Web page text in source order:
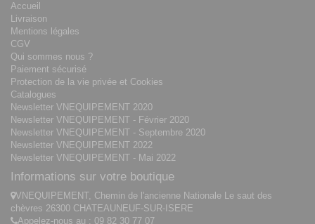
Accueil
Livraison
Mentions légales
CGV
Qui sommes nous ?
Paiement sécurisé
Protection de la vie privée et Cookies
Catalogues
Newsletter VNEQUIPEMENT 2020
Newsletter VNEQUIPEMENT - Février 2020
Newsletter VNEQUIPEMENT - Septembre 2020
Newsletter VNEQUIPEMENT 2022
Newsletter VNEQUIPEMENT - Mai 2022
Informations sur votre boutique
VNEQUIPEMENT, Chemin de l'ancienne Nationale Le saut des
chèvres 26300 CHATEAUNEUF-SUR-ISERE
Appelez-nous au : 09 82 30 77 07